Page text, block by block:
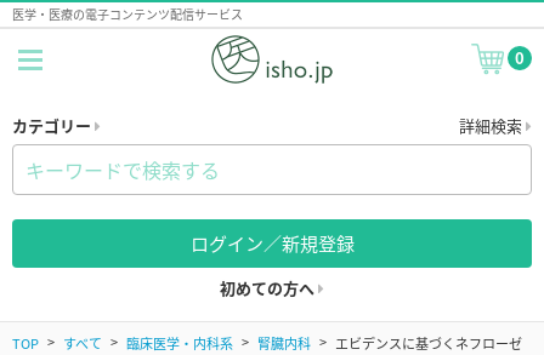
医学・医療の電子コンテンツ配信サービス
0
カテゴリー 詳細検索
ログイン／新規登録
初めての方へ
TOP すべて 臨床医学・内科系 腎臓内科
エビデンスに基づくネフローゼ